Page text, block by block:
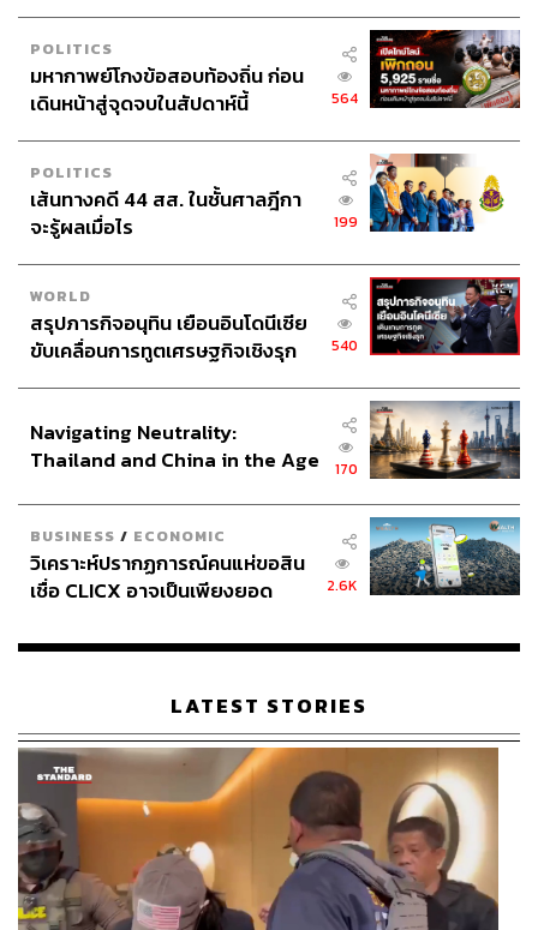
POLITICS
มหากาพย์โกงข้อสอบท้องถิ่น ก่อน
เดินหน้าสู่จุดจบในสัปดาห์นี้
564
POLITICS
เส้นทางคดี 44 สส. ในชั้นศาลฎีกา
จะรู้ผลเมื่อไร
199
WORLD
สรุปภารกิจอนุทิน เยือนอินโดนีเซีย
ขับเคลื่อนการทูตเศรษฐกิจเชิงรุก
540
Navigating Neutrality:
Thailand and China in the Age
170
BUSINESS / ECONOMIC
วิเคราะห์ปรากฏการณ์คนแห่ขอสิน
เชื่อ CLICX อาจเป็นเพียงยอด
เรือนไทยที่ถูกซุกไว้
2.6K
LATEST STORIES